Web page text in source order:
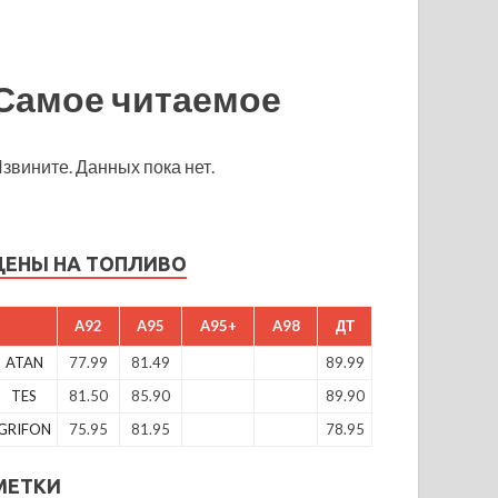
читаемое
Данных пока нет.
НА ТОПЛИВО
A92 A95 A95+ A98 ДТ
ATAN 77.99 81.49
89.99
TES
81.50 85.90
89.90
75.95 81.95 78.95